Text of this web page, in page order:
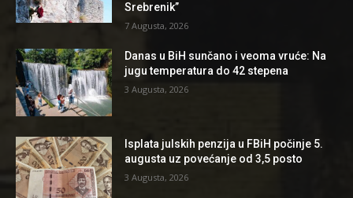
Srebrenik”
7 Augusta, 2026
Danas u BiH sunčano i veoma vruće: Na
jugu temperatura do 42 stepena
3 Augusta, 2026
Isplata julskih penzija u FBiH počinje 5.
augusta uz povećanje od 3,5 posto
3 Augusta, 2026